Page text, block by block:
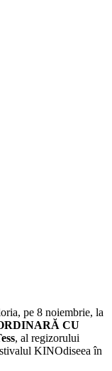
pe 8 noiembrie, la
CU
, al regizorului
KINOdiseea în